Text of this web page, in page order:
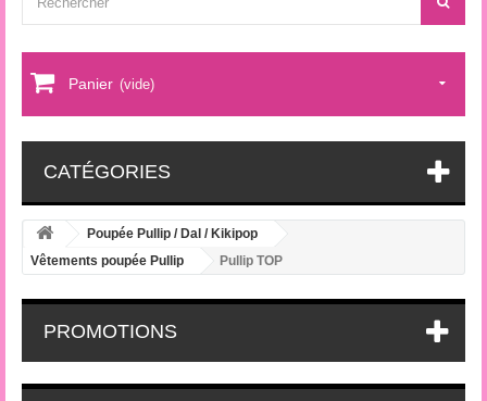
Panier (vide)
CATÉGORIES
Poupée Pullip / Dal / Kikipop
Vêtements poupée Pullip
Pullip TOP
PROMOTIONS